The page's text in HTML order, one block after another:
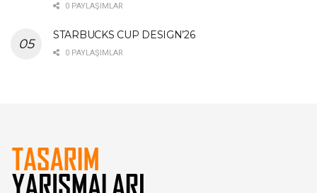
0 PAYLAŞIMLAR
STARBUCKS CUP DESIGN’26
0 PAYLAŞIMLAR